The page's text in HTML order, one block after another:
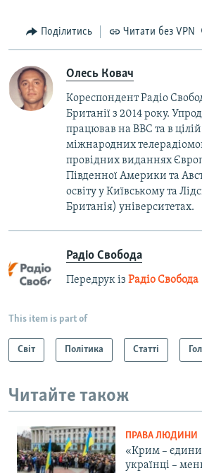
Поділитись Читати без VPN
Олесь Ковач
Кореспондент Радіо
Британії з 2014 року.
працював на BBC та в
міжнародних
провідних виданнях
Південної Америки та
освіту у Київському та
Британія) університетах.
Радіо Свобода
Передрук із Радіо Свобода
This item is part of
Світ Політика Статті
Читайте також
ПРАВА ЛЮДИНИ
«Крим –
українці –